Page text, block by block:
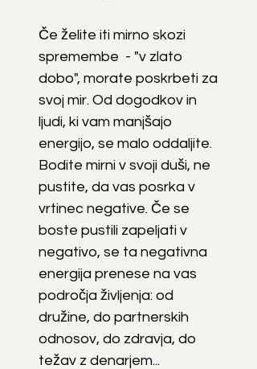
Če želite iti mirno skozi
spremembe - "v zlato
dobo", morate poskrbeti za
svoj mir. Od dogodkov in
ljudi, ki vam manjšajo
energijo, se malo oddaljite.
Bodite mirni v svoji duši, ne
pustite, da vas posrka v
vrtinec negative. Če se
boste pustili zapeljati v
negativo, se ta negativna
energija prenese na vas
področja življenja: od
družine, do partnerskih
odnosov, do zdravja, do
težav z denarjem...